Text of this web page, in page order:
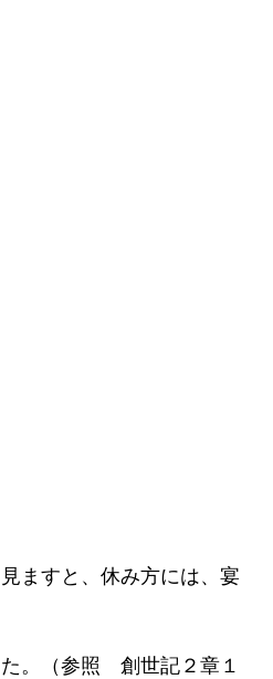
ますと、休み方には、宴
。（参照　創世記２章１